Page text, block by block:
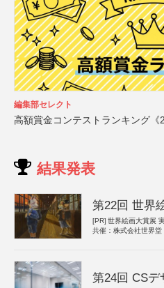
編集部セレクト
高額賞金コンテストランキング《
結果発表
第22回 世界
[PR] 世界絵画大賞展
共催：株式会社世界堂
第24回 CSデ